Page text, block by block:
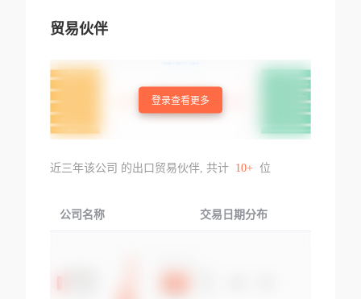
贸易伙伴
登录查看更多
近三年该公司 的出口贸易伙伴, 共计 10+ 位
公司名称 交易日期分布